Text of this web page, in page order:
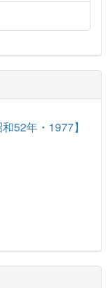
52年・1977】